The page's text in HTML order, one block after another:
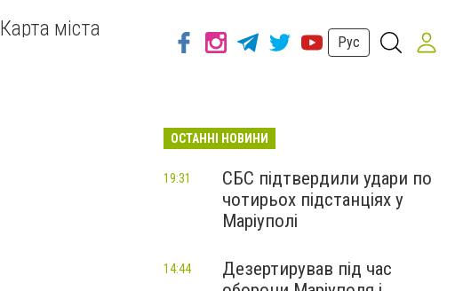
Карта міста
Рус
ОСТАННІ НОВИНИ
СБС підтвердили удари по
чотирьох підстанціях у
Маріуполі
19:31
Дезертирував під час
14:44